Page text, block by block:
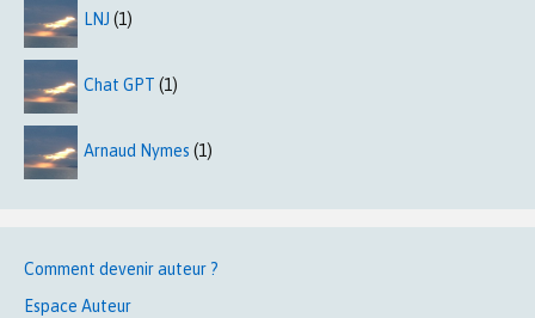
LNJ (1)
Chat GPT (1)
Arnaud Nymes (1)
Comment devenir auteur ?
Espace Auteur